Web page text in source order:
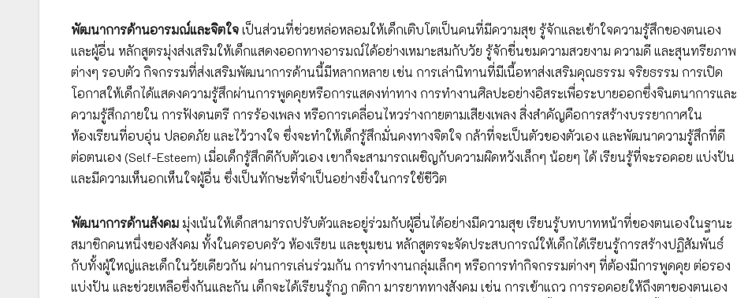
พัฒนาการด้านอารมณ์และจิตใจเป็นส่วนที่ช่วยหล่อหลอมให้เด็กเติบโตเป็นคนที่มีความสุข รู้จักและเข้าใจความรู้สึกของตนเอง
และผู้อื่น หลักสูตรมุ่งส่งเสริมให้เด็กแสดงออกทางอารมณ์ได้อย่างเหมาะสมกับวัย รู้จักชื่นชมความสวยงาม ความดี และสุนทรียภาพ
ต่างๆ รอบตัว กิจกรรมที่ส่งเสริมพัฒนาการด้านนี้มีหลากหลาย เช่น การเล่านิทานที่มีเนื้อหาส่งเสริมคุณธรรม จริยธรรม การเปิด
โอกาสให้เด็กได้แสดงความรู้สึกผ่านการพูดคุยหรือการแสดงท่าทาง การทำงานศิลปะอย่างอิสระเพื่อระบายออกซึ่งจินตนาการและ
ความรู้สึกภายใน การฟังดนตรี การร้องเพลง หรือการเคลื่อนไหวร่างกายตามเสียงเพลง สิ่งสำคัญคือการสร้างบรรยากาศใน
ห้องเรียนที่อบอุ่น ปลอดภัย และไว้วางใจ ซึ่งจะทำให้เด็กรู้สึกมั่นคงทางจิตใจ กล้าที่จะเป็นตัวของตัวเอง และพัฒนาความรู้สึกที่ดี
ต่อตนเอง (Self-Esteem) เมื่อเด็กรู้สึกดีกับตัวเอง เขาก็จะสามารถเผชิญกับความผิดหวังเล็กๆ น้อยๆ ได้ เรียนรู้ที่จะรอคอย แบ่งปัน
และมีความเห็นอกเห็นใจผู้อื่น ซึ่งเป็นทักษะที่จำเป็นอย่างยิ่งในการใช้ชีวิต
พัฒนาการด้านสังคมมุ่งเน้นให้เด็กสามารถปรับตัวและอยู่ร่วมกับผู้อื่นได้อย่างมีความสุข เรียนรู้บทบาทหน้าที่ของตนเองในฐานะ
สมาชิกคนหนึ่งของสังคม ทั้งในครอบครัว ห้องเรียน และชุมชน หลักสูตรจะจัดประสบการณ์ให้เด็กได้เรียนรู้การสร้างปฏิสัมพันธ์
กับทั้งผู้ใหญ่และเด็กในวัยเดียวกัน ผ่านการเล่นร่วมกัน การทำงานกลุ่มเล็กๆ หรือการทำกิจกรรมต่างๆ ที่ต้องมีการพูดคุย ต่อรอง
แบ่งปัน และช่วยเหลือซึ่งกันและกัน เด็กจะได้เรียนรู้กฎ กติกา มารยาททางสังคม เช่น การเข้าแถว การรอคอยให้ถึงตาของตนเอง